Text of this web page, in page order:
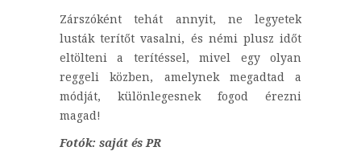
Zárszóként tehát annyit, ne legyetek
lusták terítőt vasalni, és némi plusz időt
eltölteni a terítéssel, mivel egy olyan
reggeli közben, amelynek megadtad a
módját, különlegesnek fogod érezni
magad!
Fotók: saját és PR